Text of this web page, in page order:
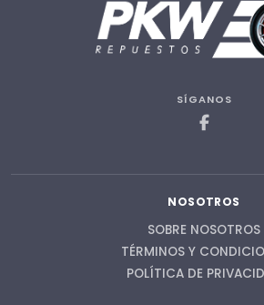
SÍGANOS
NOSOTROS
SOBRE NOSOTROS
TÉRMINOS Y
POLÍTICA DE